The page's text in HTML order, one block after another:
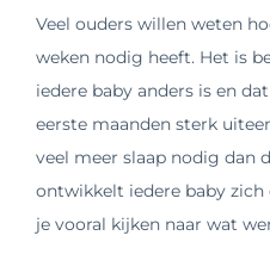
Veel ouders willen weten
weken nodig heeft. Het is
iedere baby anders is en
eerste maanden sterk
veel meer slaap nodig dan
ontwikkelt iedere baby zich
je vooral kijken naar wat